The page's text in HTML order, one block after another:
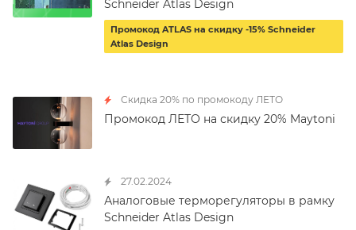
Schneider Atlas Design
Промокод ATLAS на скидку -15% Schneider
Atlas Design
Скидка 20% по промокоду ЛЕТО
Промокод ЛЕТО на скидку 20% Maytoni
27.02.2024
Аналоговые терморегуляторы в рамку
Schneider Atlas Design